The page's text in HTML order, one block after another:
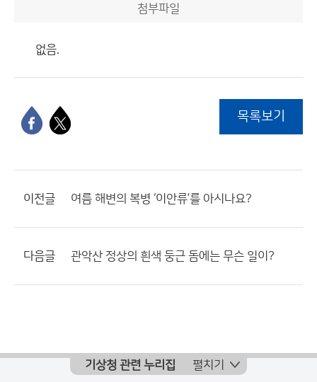
첨부파일
없음.
목록보기
이전글 여름 해변의 복병 ‘이안류’를 아시나요?
다음글 관악산 정상의 흰색 둥근 돔에는 무슨 일이?
기상청 관련 누리집 펼치기